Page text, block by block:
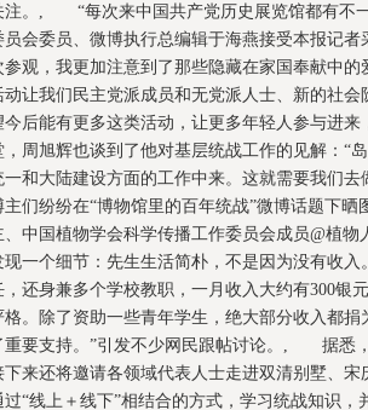
注。, “每次来中国共产党历史展览馆都有不
员会委员、微博执行总编辑于海燕接受本报记
参观，我更加注意到了那些隐藏在家国奉献中
动让我们民主党派成员和无党派人士、新的社
今后能有更多这类活动，让更多年轻人参与进
，周旭辉也谈到了他对基层统战工作的见解：“
一和大陆建设方面的工作中来。这就需要我
主们纷纷在“博物馆里的百年统战”微博话题下
、中国植物学会科学传播工作委员会成员@植
现一个细节：先生生活简朴，不是因为没有收
，还身兼多个学校教职，一月收入大约有300银
格。除了资助一些青年学生，绝大部分收入都
重要支持。”引发不少网民跟帖讨论。, 据悉，
下来还将邀请各领域代表人士走进双清别墅、宋
过“线上＋线下”相结合的方式，学习统战知识